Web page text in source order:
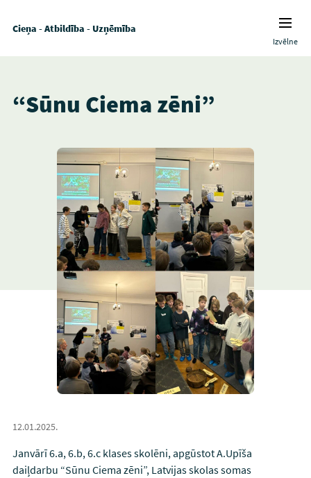
Cieņa - Atbildība - Uzņēmība
Izvēlne
“Sūnu Ciema zēni”
12.01.2025.
Janvārī 6.a, 6.b, 6.c klases skolēni, apgūstot A.Upīša
daiļdarbu “Sūnu Ciema zēni”, Latvijas skolas somas